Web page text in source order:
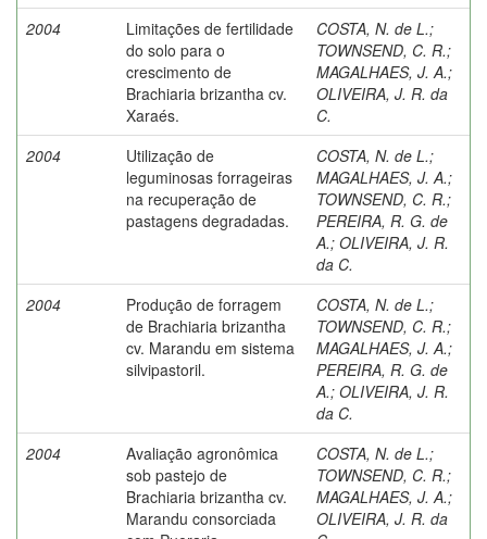
2004
Limitações de fertilidade
do solo para o
crescimento de
Brachiaria brizantha cv.
Xaraés.
COSTA, N. de L.;
TOWNSEND, C. R.;
MAGALHAES, J. A.;
OLIVEIRA, J. R. da
C.
2004
Utilização de
leguminosas forrageiras
na recuperação de
pastagens degradadas.
COSTA, N. de L.;
MAGALHAES, J. A.;
TOWNSEND, C. R.;
PEREIRA, R. G. de
A.; OLIVEIRA, J. R.
da C.
2004
Produção de forragem
de Brachiaria brizantha
cv. Marandu em sistema
silvipastoril.
COSTA, N. de L.;
TOWNSEND, C. R.;
MAGALHAES, J. A.;
PEREIRA, R. G. de
A.; OLIVEIRA, J. R.
da C.
2004
Avaliação agronômica
sob pastejo de
Brachiaria brizantha cv.
Marandu consorciada
COSTA, N. de L.;
TOWNSEND, C. R.;
MAGALHAES, J. A.;
OLIVEIRA, J. R. da